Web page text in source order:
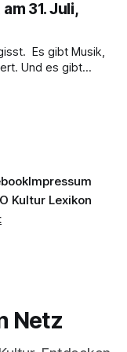
31. Juli,
Und es gibt
an dem
Impressum
Kultur Lexikon
Netz